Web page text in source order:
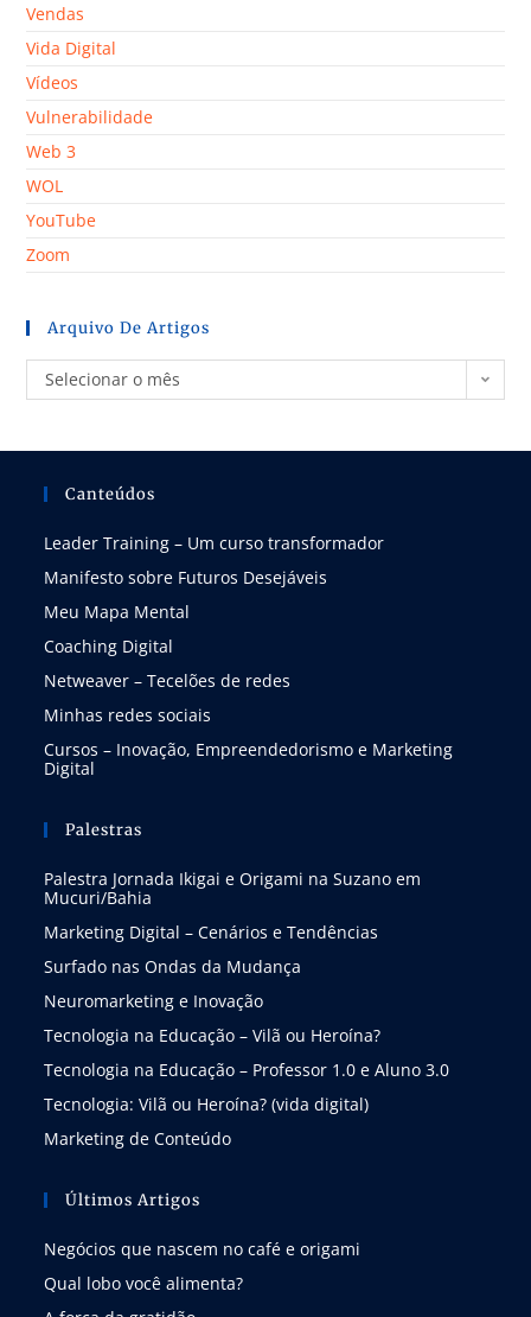
Vendas
Vida Digital
Vídeos
Vulnerabilidade
Web 3
WOL
YouTube
Zoom
Arquivo De Artigos
Selecionar o mês
Canteúdos
Leader Training – Um curso transformador
Manifesto sobre Futuros Desejáveis
Meu Mapa Mental
Coaching Digital
Netweaver – Tecelões de redes
Minhas redes sociais
Cursos – Inovação, Empreendedorismo e Marketing
Digital
Palestras
Palestra Jornada Ikigai e Origami na Suzano em
Mucuri/Bahia
Marketing Digital – Cenários e Tendências
Surfado nas Ondas da Mudança
Neuromarketing e Inovação
Tecnologia na Educação – Vilã ou Heroína?
Tecnologia na Educação – Professor 1.0 e Aluno 3.0
Tecnologia: Vilã ou Heroína? (vida digital)
Marketing de Conteúdo
Últimos Artigos
Negócios que nascem no café e origami
Qual lobo você alimenta?